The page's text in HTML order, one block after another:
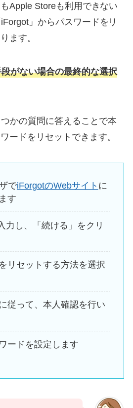
Apple Storeも利用できない
」からパスワードをリ
ます。
がない場合の最終的な選択
かの質問に答えることで本
ードをリセットできます。
でiForgotのWebサイト に
す
力し、「続ける」をクリ
リセットする方法を選択
従って、本人確認を行い
ードを設定します